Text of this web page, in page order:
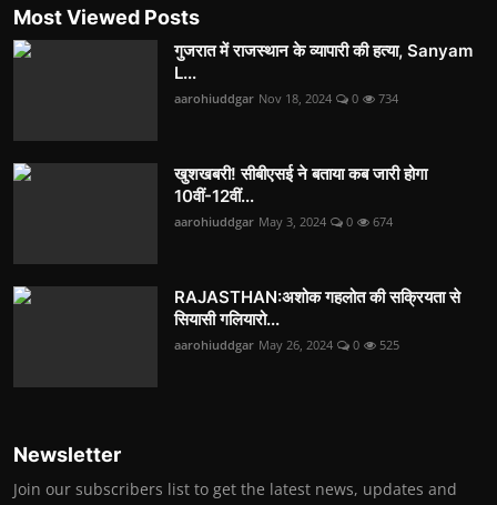
Most Viewed Posts
गुजरात में राजस्थान के व्यापारी की हत्या, Sanyam
L...
aarohiuddgar Nov 18, 2024 0 734
खुशखबरी! सीबीएसई ने बताया कब जारी होगा
10वीं-12वीं...
aarohiuddgar May 3, 2024 0 674
RAJASTHAN:अशोक गहलोत की सक्रियता से
सियासी गलियारो...
aarohiuddgar May 26, 2024 0 525
Newsletter
Join our subscribers list to get the latest news, updates and